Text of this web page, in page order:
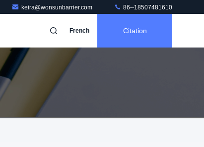
keira@wonsunbarrier.com 86--18507481610
French Citation